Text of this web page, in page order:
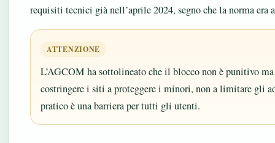
requisiti tecnici già nell’aprile 2024, segno che la norma
ATTENZIONE
L’AGCOM ha sottolineato che il blocco non è punitivo
costringere i siti a proteggere i minori, non a limitare gli
pratico è una barriera per tutti gli utenti.